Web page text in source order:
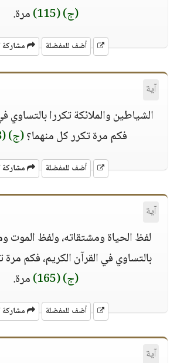
(ج)(115) مرة.
أضف للمفضلة
آية
الشياطين والملائكة تكررا بالتساوي
فكم مرة تكرر كل منهما؟(ج)(88)
أضف للمفضلة
آية
لفظ الحياة ومشتقاته، ولفظ الموت
بالتساوي في القرآن الكريم، فكم
(ج)(165) مرة.
أضف للمفضلة
آية